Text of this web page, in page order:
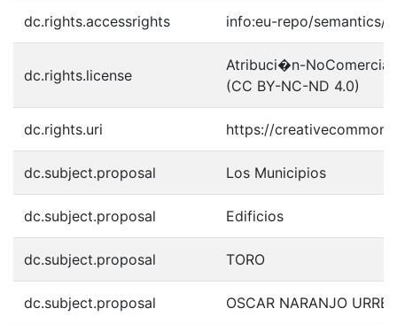
dc.rights.accessrights info:eu-repo/semantics/
dc.rights.license
Atribuci�n-
(CC BY-NC-ND 4.0)
dc.rights.uri https://
dc.subject.proposal Los Municipios
dc.subject.proposal Edificios
dc.subject.proposal TORO
dc.subject.proposal OSCAR NARANJO